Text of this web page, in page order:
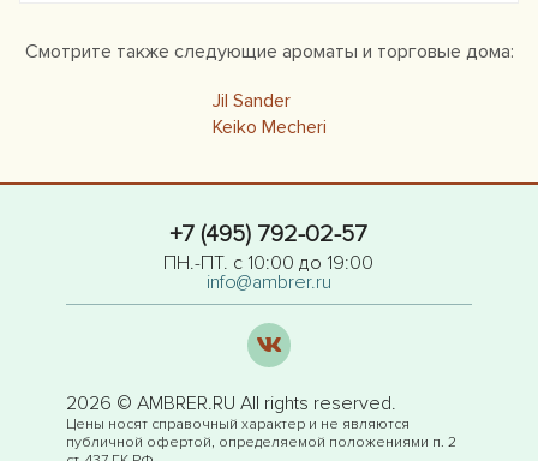
Смотрите также следующие ароматы и торговые дома:
Jil Sander
Keiko Mecheri
+7 (495) 792-02-57
ПН.-ПТ. с 10:00 до 19:00
info@ambrer.ru
2026 © AMBRER.RU All rights reserved.
Цены носят справочный характер и не являются
публичной офертой, определяемой положениями п. 2